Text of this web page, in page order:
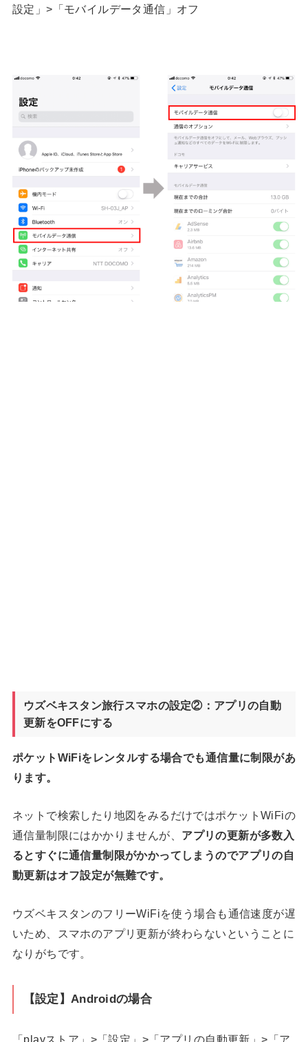
設定」>「モバイルデータ通信」オフ
ウズベキスタン旅行スマホの設定②：アプリの自動
更新をOFFにする
ポケットWiFiをレンタルする場合でも通信量に制限があ
ります。
ネットで検索したり地図をみるだけではポケットWiFiの
通信量制限にはかかりませんが、 アプリの更新が多数入
るとすぐに通信量制限がかかってしまうのでアプリの自
動更新はオフ設定が無難です。
ウズベキスタンのフリーWiFiを使う場合も通信速度が遅
いため、スマホのアプリ更新が終わらないということに
なりがちです。
【設定】Androidの場合
「playストア」>「設定」>「アプリの自動更新」>「ア